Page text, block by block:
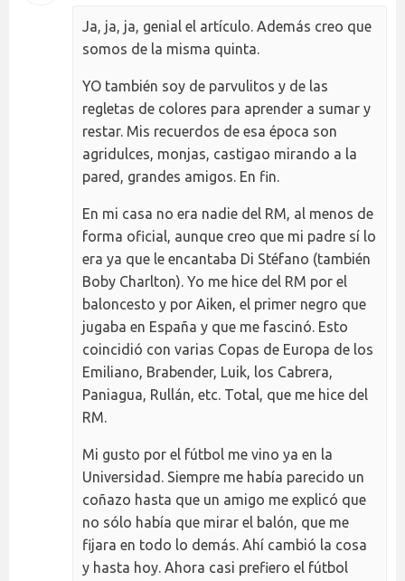
Ja, ja, ja, genial el artículo. Además creo que
somos de la misma quinta.
YO también soy de parvulitos y de las
regletas de colores para aprender a sumar y
restar. Mis recuerdos de esa época son
agridulces, monjas, castigao mirando a la
pared, grandes amigos. En fin.
En mi casa no era nadie del RM, al menos de
forma oficial, aunque creo que mi padre sí lo
era ya que le encantaba Di Stéfano (también
Boby Charlton). Yo me hice del RM por el
baloncesto y por Aiken, el primer negro que
jugaba en España y que me fascinó. Esto
coincidió con varias Copas de Europa de los
Emiliano, Brabender, Luik, los Cabrera,
Paniagua, Rullán, etc. Total, que me hice del
RM.
Mi gusto por el fútbol me vino ya en la
Universidad. Siempre me había parecido un
coñazo hasta que un amigo me explicó que
no sólo había que mirar el balón, que me
fijara en todo lo demás. Ahí cambió la cosa
y hasta hoy. Ahora casi prefiero el fútbol